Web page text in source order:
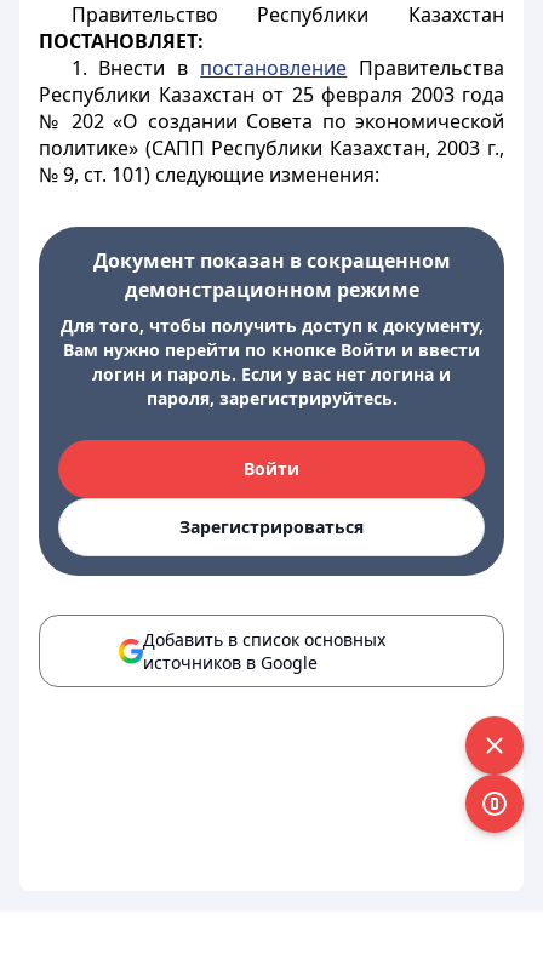
Правительство Республики Казахстан
ПОСТАНОВЛЯЕТ:
1. Внести в постановление Правительства
Республики Казахстан от 25 февраля 2003 года
№ 202 «О создании Совета по экономической
политике» (САПП Республики Казахстан, 2003 г.,
№ 9, ст. 101) следующие изменения:
Документ показан в сокращенном
демонстрационном режиме
Для того, чтобы получить доступ к документу,
Вам нужно перейти по кнопке Войти и ввести
логин и пароль. Если у вас нет логина и
пароля, зарегистрируйтесь.
Войти
Зарегистрироваться
Добавить в список основных
источников в Google